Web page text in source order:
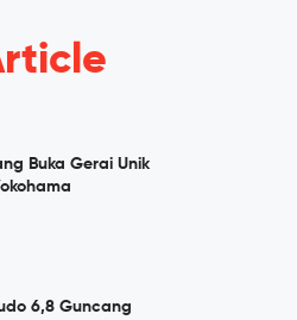
Buka Gerai Unik
6,8 Guncang